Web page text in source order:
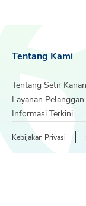
Tentang Kami
Tentang Setir Kanan
Layanan Pelanggan
Informasi Terkini
Kebijakan Privasi